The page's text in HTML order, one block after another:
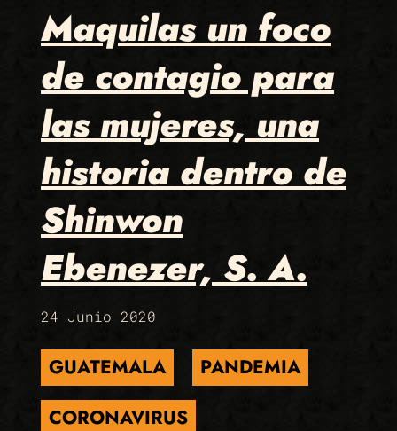
Maquilas un foco
de contagio para
las mujeres, una
historia dentro de
Shinwon
Ebenezer, S. A.
24 Junio 2020
GUATEMALA
PANDEMIA
CORONAVIRUS